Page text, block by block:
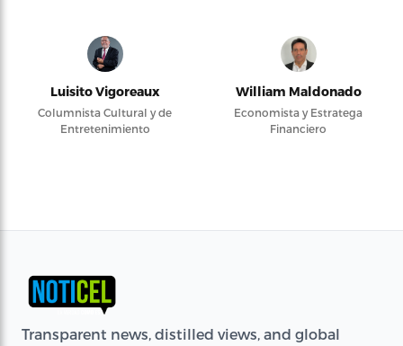
Luisito Vigoreaux
Columnista Cultural y de
Entretenimiento
William Maldonado
Economista y Estratega
Financiero
Transparent news, distilled views, and global